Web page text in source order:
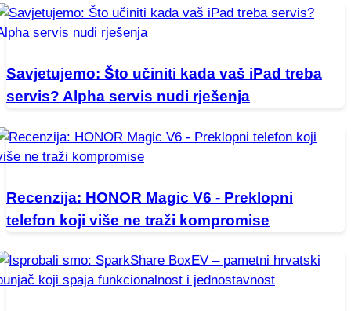
Savjetujemo: Što učiniti kada vaš iPad treba
servis? Alpha servis nudi rješenja
Recenzija: HONOR Magic V6 - Preklopni
telefon koji više ne traži kompromise